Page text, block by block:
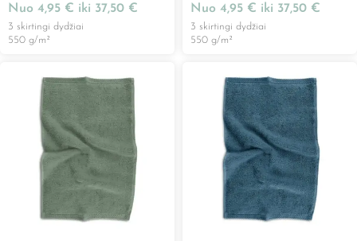
Nuo 4,95 € iki 37,50 €
3 skirtingi dydžiai
550 g/m²
Nuo 4,95 € iki 37,50 €
3 skirtingi dydžiai
550 g/m²